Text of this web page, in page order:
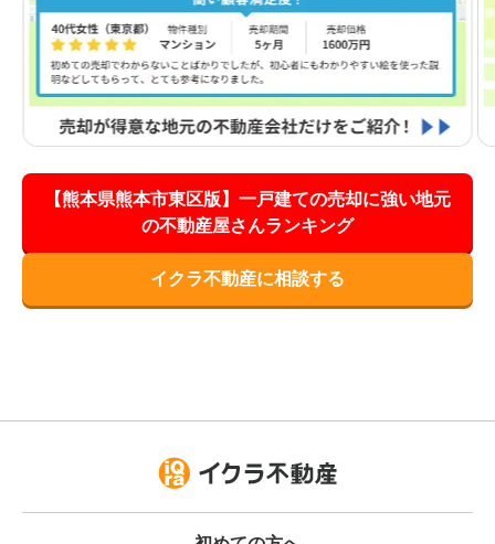
【熊本県熊本市東区版】一戸建ての売却に強い地元
の不動産屋さんランキング
イクラ不動産に相談する